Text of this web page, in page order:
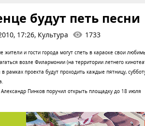
будут петь песни
17:26, Культура 1733
жители и гости города могут спеть в караоке свои
возле Филармонии (на территории летнего
рамках проекта будут проходить каждые пятницу,
Александр Пинков поручил открыть площадку до 18 июля